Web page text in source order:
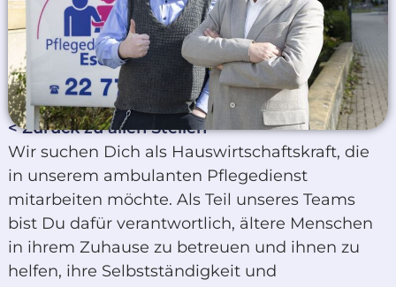
< Zurück zu allen Stellen
Wir suchen Dich als Hauswirtschaftskraft, die
in unserem ambulanten Pflegedienst
mitarbeiten möchte. Als Teil unseres Teams
bist Du dafür verantwortlich, ältere Menschen
in ihrem Zuhause zu betreuen und ihnen zu
helfen, ihre Selbstständigkeit und